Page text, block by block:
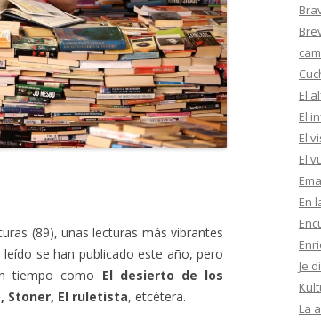
(89), unas lecturas más vibrantes
se han publicado este año, pero
tiempo como El desierto de los
Stoner, El ruletista, etcétera.
El
El
El
El
En
Je
La